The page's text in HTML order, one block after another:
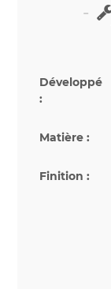
Développé
:
Matière :
Finition :